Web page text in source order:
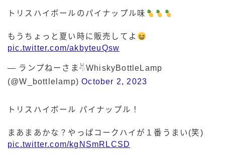
トリスハイボールのパイナップル味
もうちょっと夏い時に販売してよ
pic.twitter.com/akbyteuQsw
— ランプねーさま𓄃WhiskyBottleLamp
(@W_bottlelamp)October 2, 2023
トリスハイボール パイナップル！
まあまあかな？やっぱコークハイが１番うまい(笑)
pic.twitter.com/kgNSmRLCSD
毎日更新
缶チューハイの売れ筋ランキングはこちら